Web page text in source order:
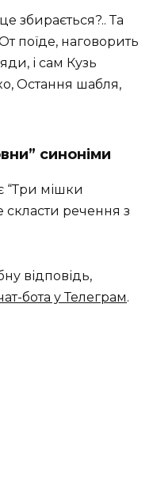
збирається?.. Та
поїде, наговорить
і сам Кузь
Остання шабля,
синоніми
“Три мішки
скласти речення з
відповідь,
бота у Телеграм.